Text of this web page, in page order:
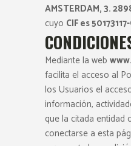
AMSTERDAM, 3.
cuyo CIF es
Mediante la web
facilita el acceso al
los Usuarios el
información,
que la citada entidad
conectarse a esta